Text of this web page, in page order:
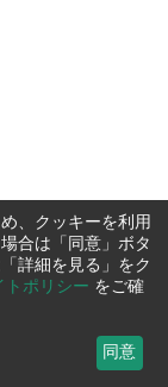
、クッキーを利用
合は「同意」ボタ
詳細を見る」をク
トポリシー をご確
同意